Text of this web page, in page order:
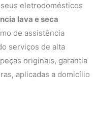
eletrodomésticos
lava e seca
de assistência
serviços de alta
originais, garantia
aplicadas a domicílio